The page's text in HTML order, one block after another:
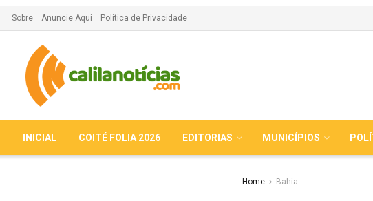
Sobre Anuncie Aqui Política de Privacidade
INICIAL COITÉ FOLIA 2026 EDITORIAS MUNICÍPIOS
Home Bahia